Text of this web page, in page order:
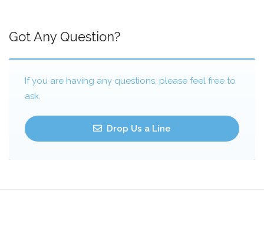
Got Any Question?
If you are having any questions, please feel free to
ask.
Drop Us a Line